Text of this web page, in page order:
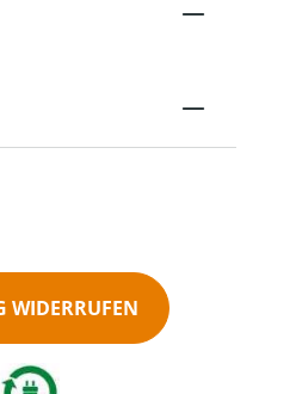
WIDERRUFEN